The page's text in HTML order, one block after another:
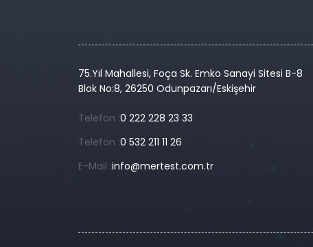
75.Yıl Mahallesi, Foça Sk. Emko Sanayi Sitesi B-8
Blok No:8, 26250 Odunpazarı/Eskişehir
Telefon :0 222 228 23 33
Telefon :0 532 211 11 26
E-Mail :info@mertest.com.tr